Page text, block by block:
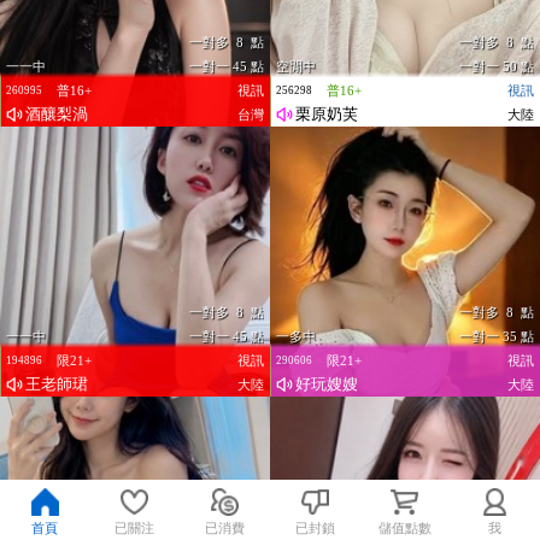
一一中
一對多 8 點
一對一 45 點
普16+
視訊
260995
酒釀梨渦 台灣
空閒中
一對多 8 點
一對一 50 點
普16+
視訊
256298
栗原奶芙 大陸
一一中
一對多 8 點
一對一 45 點
限21+
視訊
194896
王老師珺 大陸
一多中
一對多 8 點
一對一 35 點
限21+
視訊
290606
好玩嫂嫂 大陸
首頁 已關注 已消費 已封鎖 儲值點數 我